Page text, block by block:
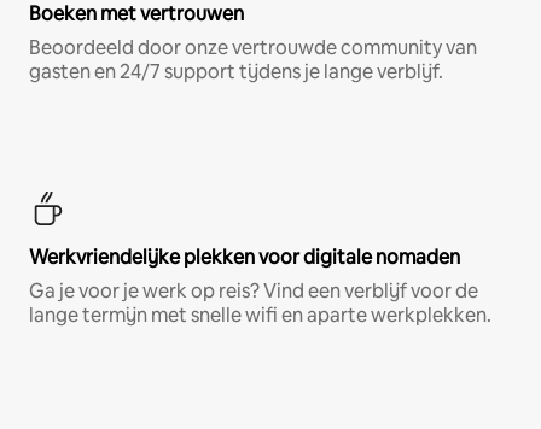
Boeken met vertrouwen
Beoordeeld door onze vertrouwde community van
gasten en 24/7 support tijdens je lange verblijf.
Werkvriendelijke plekken voor digitale nomaden
Ga je voor je werk op reis? Vind een verblijf voor de
lange termijn met snelle wifi en aparte werkplekken.